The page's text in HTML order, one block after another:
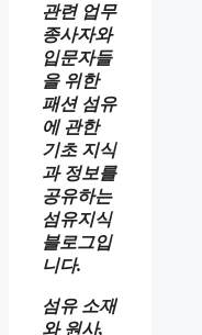
관련 업무
종사자와
입문자들
을 위한
패션 섬유
에 관한
기초 지식
과 정보를
공유하는
섬유지식
블로그입
니다.
섬유 소재
와 원사,